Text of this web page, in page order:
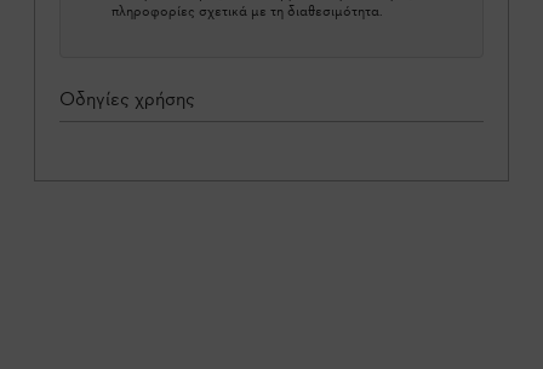
πληροφορίες σχετικά με τη διαθεσιμότητα.
Οδηγίες χρήσης